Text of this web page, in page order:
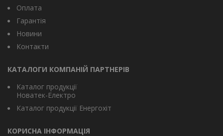
Оплата
Гарантія
Новини
Контакти
КАТАЛОГИ КОМПАНІЙ ПАРТНЕРІВ
Каталог продукції
Новатек-Електро
Каталог продукції Енергохіт
КОРИСНА ІНФОРМАЦІЯ